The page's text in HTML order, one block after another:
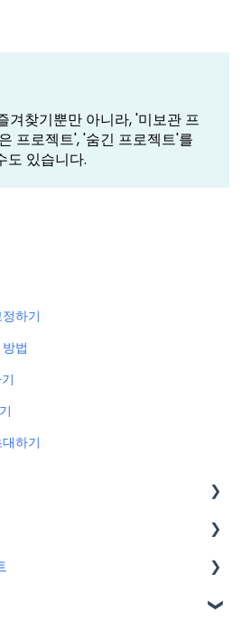
겨찾기뿐만 아니라, '미보관 프
프로젝트', '숨긴 프로젝트'를
도 있습니다.
하기
법
하기